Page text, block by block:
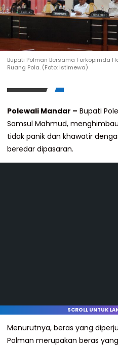
Bupati Polman Bersama Forkopimda
Ruang Pola. (Foto: Istimewa)
Polewali Mandar – Bupati
Samsul Mahmud,
tidak panik dan khawatir
beredar dipasaran.
SCROLL UNTUK
Menurutnya, beras yang
Polman merupakan beras